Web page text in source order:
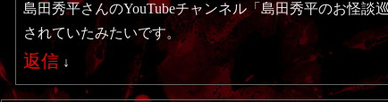
島田秀平さんのYouTubeチャンネル「島田秀平のお怪談
されていたみたいです。
返信 ↓